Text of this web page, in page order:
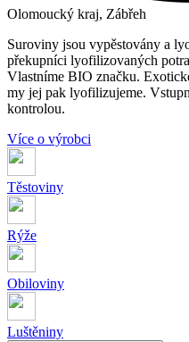
Olomoucký kraj, Zábřeh
Suroviny jsou vypěstovány a
překupníci lyofilizovaných
Vlastníme BIO značku.
my jej pak lyofilizujeme.
kontrolou.
Více o výrobci
Těstoviny
Rýže
Obiloviny
Luštěniny